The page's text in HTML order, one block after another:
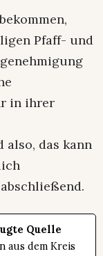
Pfaff- und
in ihrer
also, das kann
Quelle
aus dem Kreis